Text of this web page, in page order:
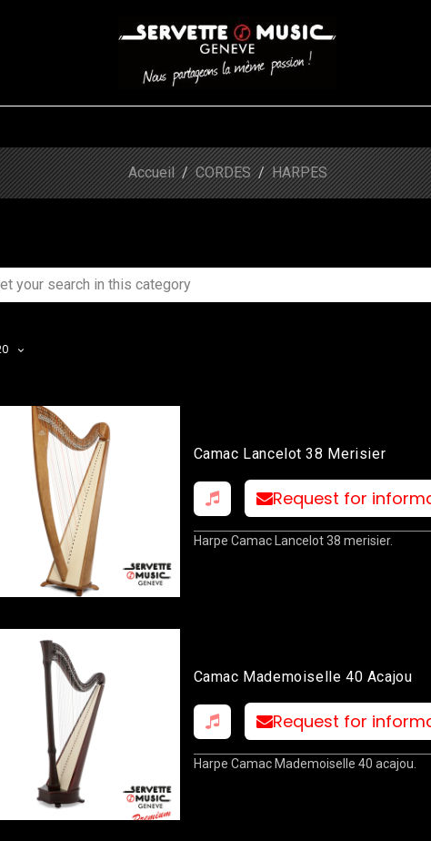
Accueil CORDES HARPES
Camac Lancelot 38 Merisier
Request for
Harpe Camac Lancelot 38 merisier.
Camac Mademoiselle 40 Acajou
Request for
Harpe Camac Mademoiselle 40 acajou.